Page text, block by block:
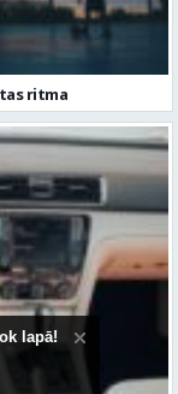
ritma
lapā!